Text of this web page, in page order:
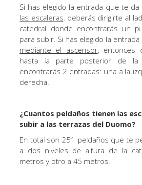
Si has elegido la entrada que te da
las escaleras, deberás dirigirte al
catedral donde encontrarás un
para subir. Si has elegido la
mediante el ascensor, entonces
hasta la parte posterior de la
encontrarás 2 entradas: una a la
derecha.
¿Cuantos peldaños tienen las
subir a las terrazas del Duomo?
En total son 251 peldaños que te
a dos niveles de altura de la
metros y otro a 45 metros.